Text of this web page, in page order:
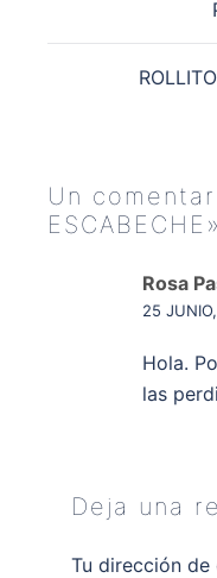
Un
ESCABECHE »
Rosa
25
Hola.
las
Deja una
Tu dirección